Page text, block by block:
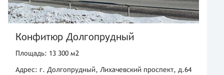
Конфитюр Долгопрудный
Площадь: 13 300 м2
Адрес: г. Долгопрудный, Лихачевский проспект, д.64